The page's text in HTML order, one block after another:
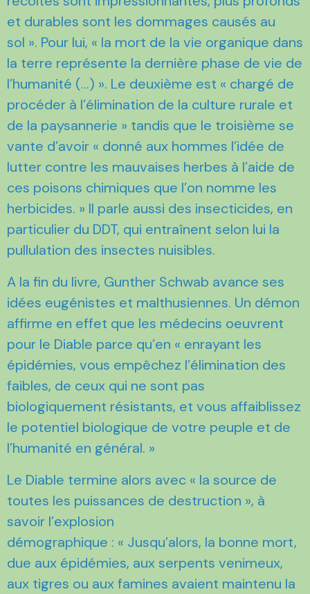
et durables sont les dommages causés au
sol ». Pour lui, « la mort de la vie organique dans
la terre représente la dernière phase de vie de
l’humanité (…) ». Le deuxième est « chargé de
procéder à l’élimination de la culture rurale et
de la paysannerie » tandis que le troisième se
vante d’avoir « donné aux hommes l’idée de
lutter contre les mauvaises herbes à l’aide de
ces poisons chimiques que l’on nomme les
herbicides. » Il parle aussi des insecticides, en
particulier du DDT, qui entraînent selon lui la
pullulation des insectes nuisibles.
A la fin du livre, Gunther Schwab avance ses
idées eugénistes et malthusiennes. Un démon
affirme en effet que les médecins oeuvrent
pour le Diable parce qu’en « enrayant les
épidémies, vous empêchez l’élimination des
faibles, de ceux qui ne sont pas
biologiquement résistants, et vous affaiblissez
le potentiel biologique de votre peuple et de
l’humanité en général. »
Le Diable termine alors avec « la source de
toutes les puissances de destruction », à
savoir l’explosion
démographique : « Jusqu’alors, la bonne mort,
due aux épidémies, aux serpents venimeux,
aux tigres ou aux famines avaient maintenu la